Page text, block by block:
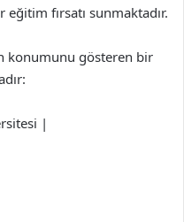
fırsatı sunmaktadır.
konumunu gösteren bir
|